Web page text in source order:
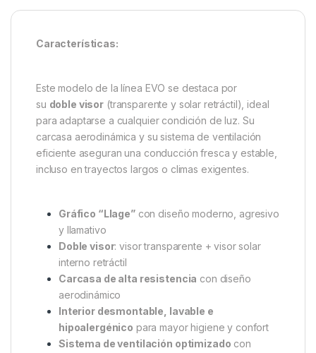
Características:
Este modelo de la línea EVO se destaca por
su doble visor (transparente y solar retráctil), ideal
para adaptarse a cualquier condición de luz. Su
carcasa aerodinámica y su sistema de ventilación
eficiente aseguran una conducción fresca y estable,
incluso en trayectos largos o climas exigentes.
Gráfico “Llage”con diseño moderno, agresivo
y llamativo
Doble visor: visor transparente + visor solar
interno retráctil
Carcasa de alta resistencia con diseño
aerodinámico
Interior desmontable, lavable e
hipoalergénico para mayor higiene y confort
Sistema de ventilación optimizado con